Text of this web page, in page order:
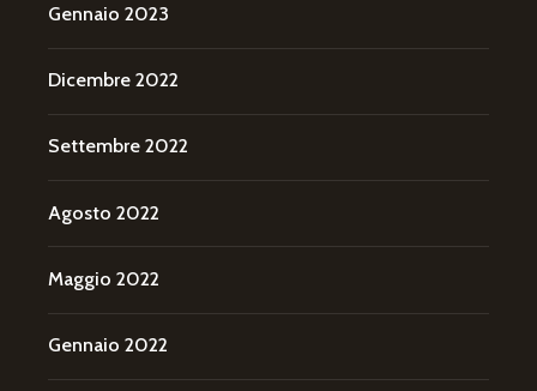
Gennaio 2023
Dicembre 2022
Settembre 2022
Agosto 2022
Maggio 2022
Gennaio 2022